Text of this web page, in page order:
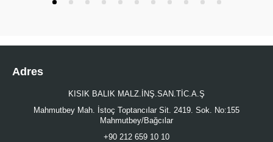
Adres
KISIK BALIK MALZ.İNŞ.SAN.TİC.A.Ş
Mahmutbey Mah. İstoç Toptancılar Sit. 2419. Sok. No:155
Mahmutbey/Bağcılar
+90 212 659 10 10